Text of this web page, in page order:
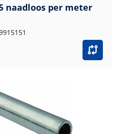
naadloos per meter